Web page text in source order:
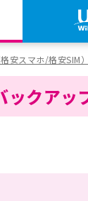
安スマホ/格安SIM）
クアッ